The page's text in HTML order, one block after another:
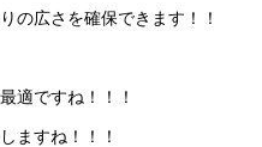
の広さを確保できます！！
適ですね！！！
ますね！！！